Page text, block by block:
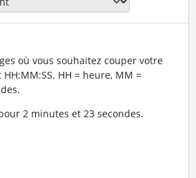
où vous souhaitez couper votre
HH = heure, MM =
2 minutes et 23 secondes.